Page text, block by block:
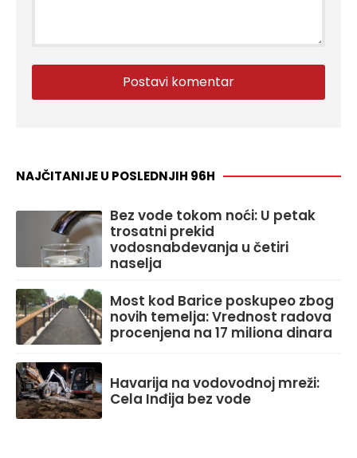
NAJČITANIJE U POSLEDNJIH 96H
Bez vode tokom noći: U petak
trosatni prekid
vodosnabdevanja u četiri
naselja
Most kod Barice poskupeo zbog
novih temelja: Vrednost radova
procenjena na 17 miliona dinara
Havarija na vodovodnoj mreži:
Cela Inđija bez vode